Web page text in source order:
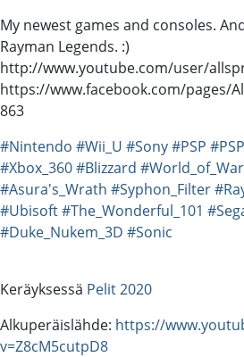
My newest games and consoles.
Rayman Legends. :)
http://www.youtube.com/user/
https://www.facebook.com/pages/
863
#Nintendo #Wii_U #Sony#PSP
#Xbox_360#Blizzard
#Asura's_Wrath #Syphon_Filter
#Ubisoft#The_Wonderful_101
#Duke_Nukem_3D #Sonic
Keräyksessä Pelit 2020
Alkuperäislähde: https://
v=Z8cM5cutpD8